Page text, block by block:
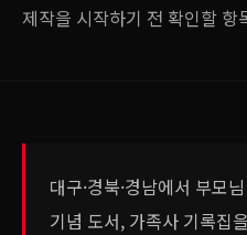
제작을 시작하기 전 확인할 항
대구·경북·경남에서 부모
기념 도서, 가족사 기록집